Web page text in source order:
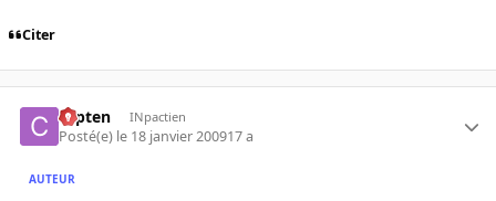
Citer
capten INpactien
Posté(e) le 18 janvier 200917 a
AUTEUR